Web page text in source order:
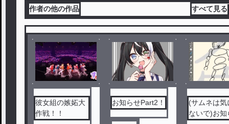
作者の他の作品 すべて見る
彼女組の嫉妬大
作戦！！
お知らせPart2！
(サムネは気
ないで)お知